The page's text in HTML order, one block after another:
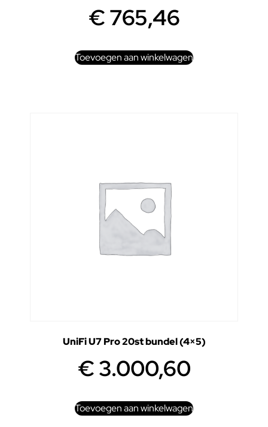
€765,46
Toevoegen aan winkelwagen
UniFi U7 Pro 20st bundel (4×5)
€3.000,60
Toevoegen aan winkelwagen